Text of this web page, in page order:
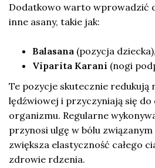
Dodatkowo warto wprowadzić
inne asany, takie jak:
Balasana (pozycja dziecka),
Viparita Karani (nogi
Te pozycje skutecznie redukują
lędźwiowej i przyczyniają się
organizmu. Regularne
przynosi ulgę w bólu związanym
zwiększa elastyczność całego
zdrowie rdzenia.